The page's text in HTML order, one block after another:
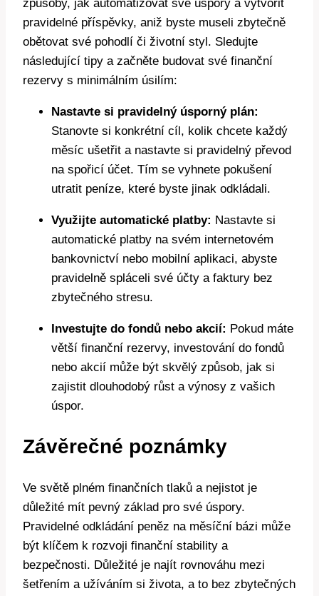
způsoby, jak automatizovat své úspory a vytvořit
pravidelné příspěvky, aniž byste museli zbytečně
obětovat své pohodlí či životní styl. Sledujte
následující tipy a začněte budovat své finanční
rezervy s minimálním úsilím:
Nastavte si pravidelný úsporný plán:
Stanovte si konkrétní cíl, kolik chcete každý
měsíc ušetřit a nastavte si pravidelný převod
na spořicí účet. Tím se vyhnete pokušení
utratit peníze, které byste jinak odkládali.
Využijte automatické platby: Nastavte si
automatické platby na svém internetovém
bankovnictví nebo mobilní aplikaci, abyste
pravidelně spláceli své účty a faktury bez
zbytečného stresu.
Investujte do fondů nebo akcií: Pokud máte
větší finanční rezervy, investování do fondů
nebo akcií může být skvělý způsob, jak si
zajistit dlouhodobý růst a výnosy z vašich
úspor.
Závěrečné poznámky
Ve světě plném finančních tlaků a nejistot je
důležité mít pevný základ pro své úspory.
Pravidelné odkládání peněz na měsíční bázi může
být klíčem k rozvoji finanční stability a
bezpečnosti. Důležité je najít rovnováhu mezi
šetřením a užíváním si života, a to bez zbytečných